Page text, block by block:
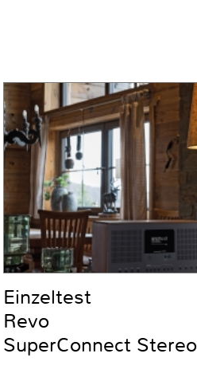
Einzeltest
Revo
SuperConnect Stereo